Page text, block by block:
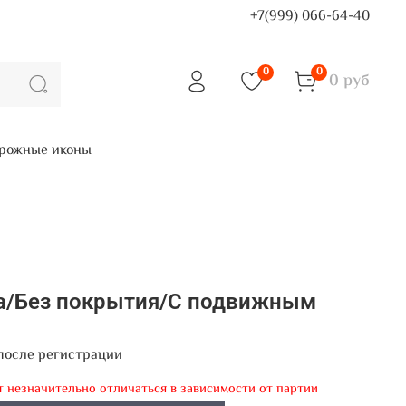
+7(999) 066-64-40
0 0 0 руб
иконы
Без покрытия/С подвижным
регистрации
незначительно отличаться в зависимости от партии